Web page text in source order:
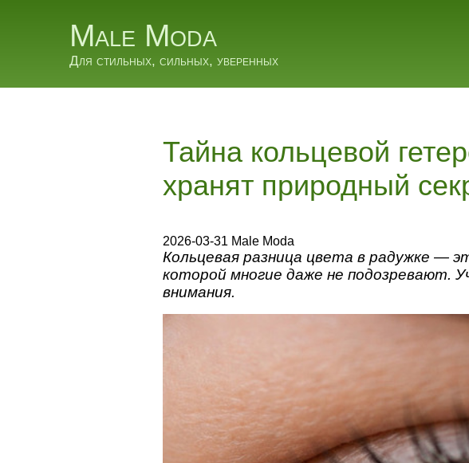
Male Moda
Для стильных, сильных, уверенных
Тайна кольцевой
хранят природный
2026-03-31 Male Moda
Кольцевая разница цвета в радужке —
которой многие даже не подозревают.
внимания.